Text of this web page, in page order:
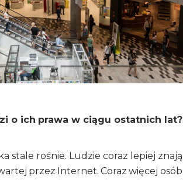
o ich prawa w ciągu ostatnich lat?
stale rośnie. Ludzie coraz lepiej znają
przez Internet. Coraz więcej osób